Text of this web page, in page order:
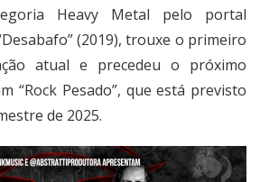
Heavy Metal pelo portal
(2019), trouxe o primeiro
atual e precedeu o próximo
“Rock Pesado”, que está previsto
de 2025.